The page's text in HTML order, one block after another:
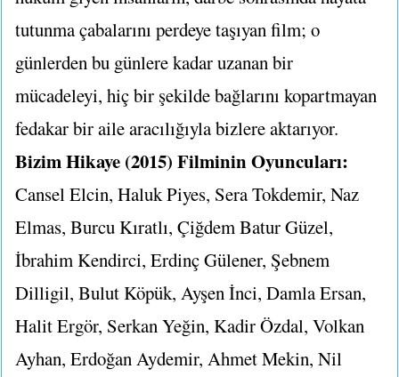
tutunma çabalarını perdeye taşıyan film; o
günlerden bu günlere kadar uzanan bir
mücadeleyi, hiç bir şekilde bağlarını kopartmayan
fedakar bir aile aracılığıyla bizlere aktarıyor.
Bizim Hikaye (2015) Filminin Oyuncuları:
Cansel Elcin, Haluk Piyes, Sera Tokdemir, Naz
Elmas, Burcu Kıratlı, Çiğdem Batur Güzel,
İbrahim Kendirci, Erdinç Gülener, Şebnem
Dilligil, Bulut Köpük, Ayşen İnci, Damla Ersan,
Halit Ergör, Serkan Yeğin, Kadir Özdal, Volkan
Ayhan, Erdoğan Aydemir, Ahmet Mekin, Nil